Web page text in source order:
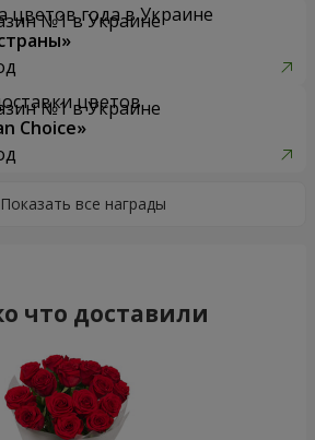
цветов года в Украине
цветов
Choice»
что доставили